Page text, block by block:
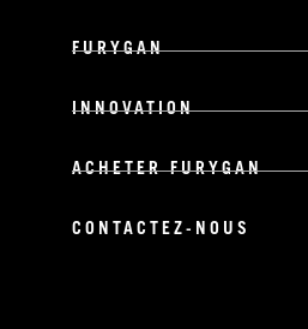
FURYGAN
INNOVATION
ACHETER FURYGAN
CONTACTEZ-NOUS